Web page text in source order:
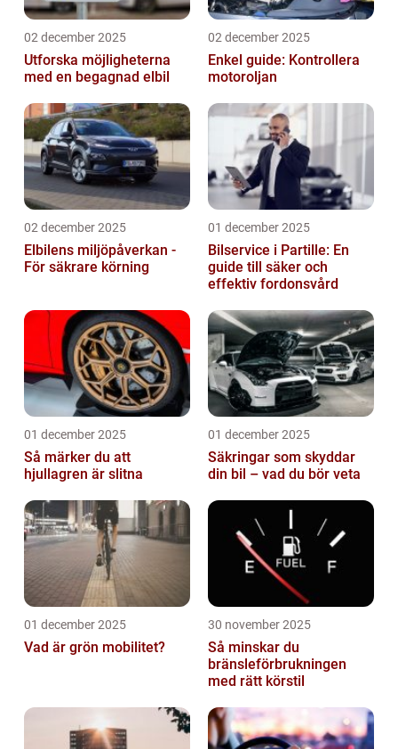
02 december 2025
Utforska möjligheterna
med en begagnad elbil
02 december 2025
Enkel guide: Kontrollera
motoroljan
02 december 2025
Elbilens miljöpåverkan -
För säkrare körning
01 december 2025
Bilservice i Partille: En
guide till säker och
effektiv fordonsvård
01 december 2025
Så märker du att
hjullagren är slitna
01 december 2025
Säkringar som skyddar
din bil – vad du bör veta
01 december 2025
Vad är grön mobilitet?
30 november 2025
Så minskar du
bränsleförbrukningen
med rätt körstil